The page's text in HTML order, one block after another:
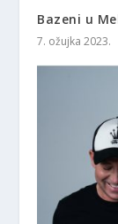
Bazeni u
7. ožujka 2023.